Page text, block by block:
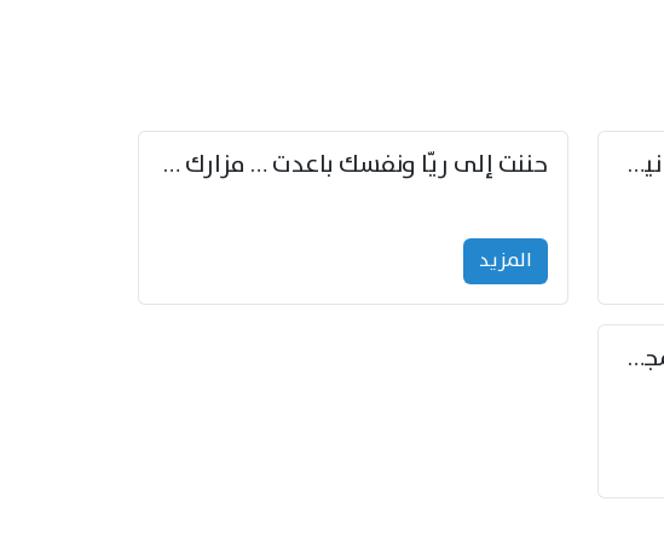
فصبرا في مجال الموت صبرا … فما نيل الخلود بمستطاع حننت إلى ريّا ونفسك باعدت … مزارك من ريّا وشعباكما معا
المزید
إنّ أباها وأبا أباها … قد بلغا في المجد غايتاها